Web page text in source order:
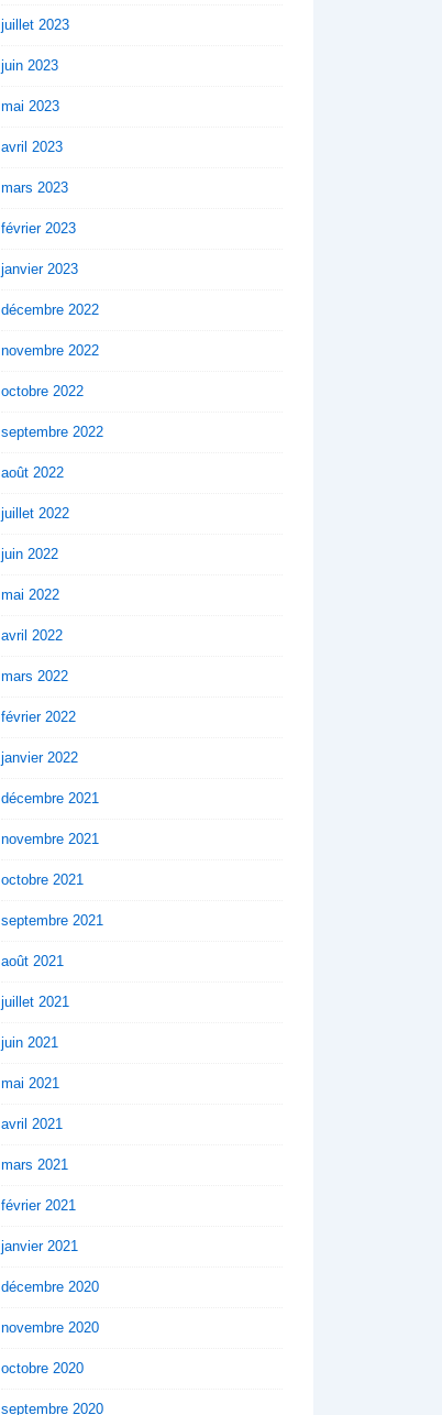
juillet 2023
juin 2023
mai 2023
avril 2023
mars 2023
février 2023
janvier 2023
décembre 2022
novembre 2022
octobre 2022
septembre 2022
août 2022
juillet 2022
juin 2022
mai 2022
avril 2022
mars 2022
février 2022
janvier 2022
décembre 2021
novembre 2021
octobre 2021
septembre 2021
août 2021
juillet 2021
juin 2021
mai 2021
avril 2021
mars 2021
février 2021
janvier 2021
décembre 2020
novembre 2020
octobre 2020
septembre 2020